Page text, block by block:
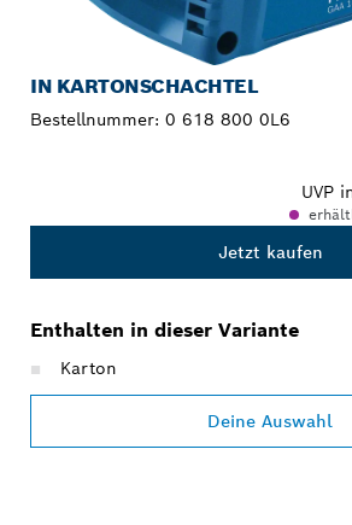
IN KARTONSCHACHTEL
Bestellnummer: 0 618 800 0L6
UVP
Jetzt kaufen
Enthalten in dieser Variante
Karton
Deine Auswahl